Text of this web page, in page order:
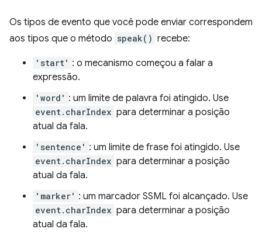
Os tipos de evento que você pode enviar correspondem
aos tipos que o método speak() recebe:
'start' : o mecanismo começou a falar a
expressão.
'word' : um limite de palavra foi atingido. Use
event.charIndex para determinar a posição
atual da fala.
'sentence' : um limite de frase foi atingido. Use
event.charIndex para determinar a posição
atual da fala.
'marker' : um marcador SSML foi alcançado. Use
event.charIndex para determinar a posição
atual da fala.